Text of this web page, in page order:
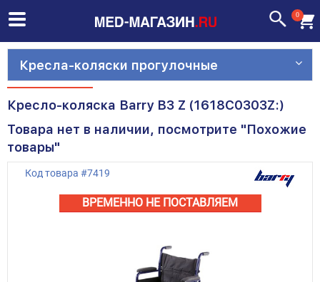
0
Кресла-коляски прогулочные
Кресло-коляска Barry B3 Z (1618С0303Z:)
Товара нет в наличии, посмотрите "Похожие
товары"
Код товара #7419
ВРЕМЕННО НЕ ПОСТАВЛЯЕМ